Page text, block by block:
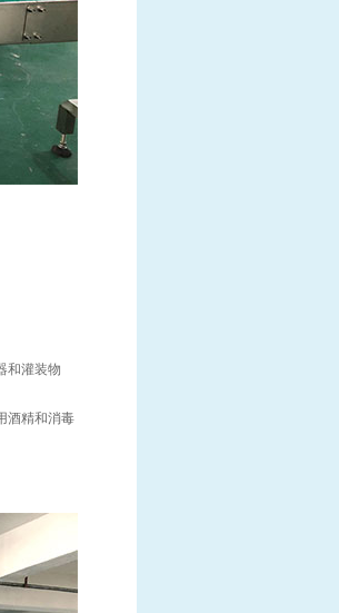
和灌装物
酒精和消毒